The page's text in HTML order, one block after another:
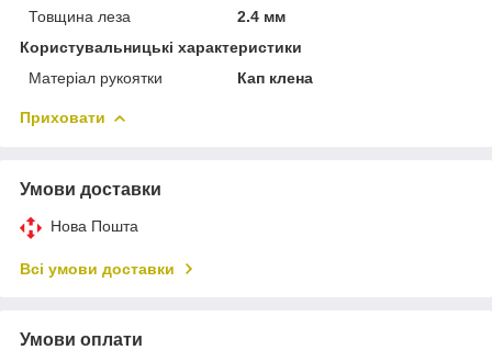
Товщина леза
2.4 мм
Користувальницькі характеристики
Матеріал рукоятки
Кап клена
Приховати
Умови доставки
Нова Пошта
Всі умови доставки
Умови оплати